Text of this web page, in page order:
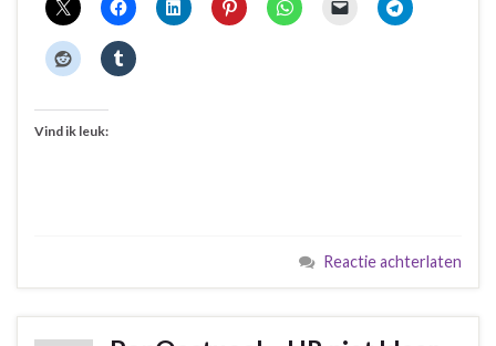
Vind ik leuk:
Reactie achterlaten